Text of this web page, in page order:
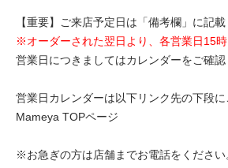
【重要】ご来店予定日は「備考欄」に記載
※オーダーされた翌日より、各営業日15時
営業日につきましてはカレンダーをご確認
営業日カレンダーは以下リンク先の下段に
Mameya TOPページ
※お急ぎの方は店舗までお電話をください